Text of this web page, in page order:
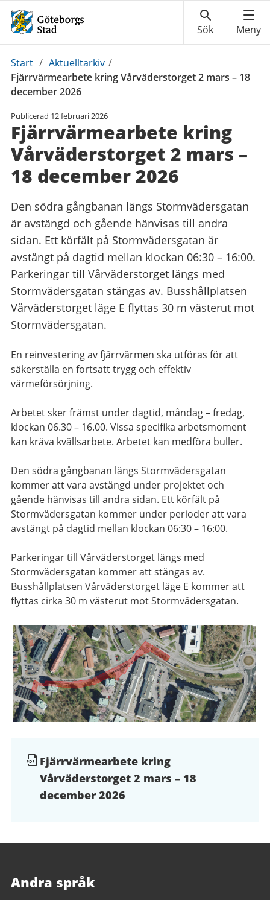
Du
är
här:
Start / Aktuelltarkiv /
Fjärrvärmearbete kring Vårväderstorget 2 mars – 18
december 2026
Publicerad 12 februari 2026
Fjärrvärmearbete kring
Vårväderstorget 2 mars –
18 december 2026
Den södra gångbanan längs Stormvädersgatan
är avstängd och gående hänvisas till andra
sidan. Ett körfält på Stormvädersgatan är
avstängt på dagtid mellan klockan 06:30 – 16:00.
Parkeringar till Vårväderstorget längs med
Stormvädersgatan stängas av. Busshållplatsen
Vårväderstorget läge E flyttas 30 m västerut mot
Stormvädersgatan.
En reinvestering av fjärrvärmen ska utföras för att
säkerställa en fortsatt trygg och effektiv
värmeförsörjning.
Arbetet sker främst under dagtid, måndag – fredag,
klockan 06.30 – 16.00. Vissa specifika arbetsmoment
kan kräva kvällsarbete. Arbetet kan medföra buller.
Den södra gångbanan längs Stormvädersgatan
kommer att vara avstängd under projektet och
gående hänvisas till andra sidan. Ett körfält på
Stormvädersgatan kommer under perioder att vara
avstängt på dagtid mellan klockan 06:30 – 16:00.
Parkeringar till Vårväderstorget längs med
Stormvädersgatan kommer att stängas av.
Busshållplatsen Vårväderstorget läge E kommer att
flyttas cirka 30 m västerut mot Stormvädersgatan.
Dokument
och
Fjärrvärmearbete kring
Vårväderstorget 2 mars – 18
december 2026
Andra språk